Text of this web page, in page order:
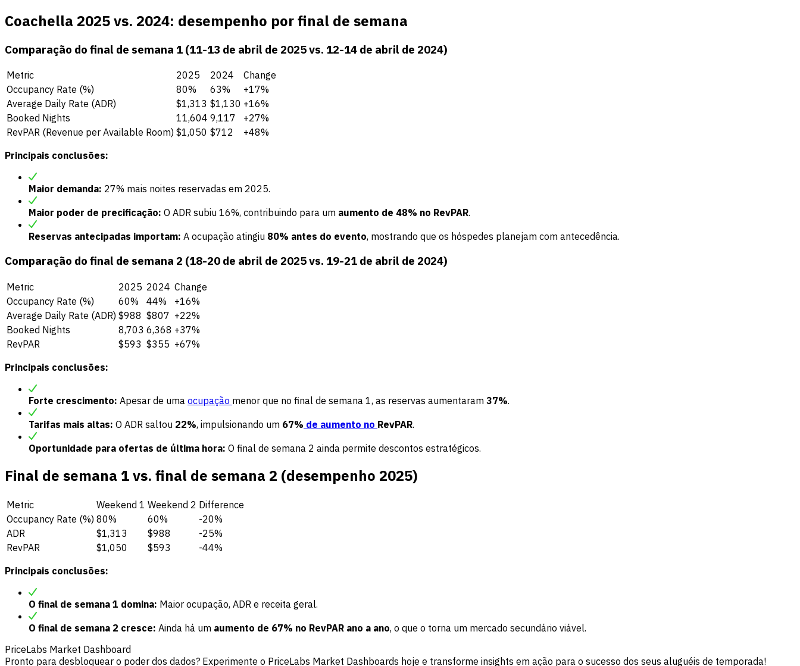
Coachella 2025 vs. 2024: desempenho por final de semana
Comparação do final de semana 1 (11-13 de abril de 2025 vs. 12-14 de abril de 2024)
Metric 2025 2024
Change
Occupancy Rate (%)
80% 63%
+17%
Average Daily Rate (ADR)
$1,313 $1,130 +16%
Booked Nights
11,604 9,117
+27%
RevPAR (Revenue per Available Room) $1,050 $712
+48%
Principais conclusões:
Maior demanda: 27% mais noites reservadas em 2025.
Maior poder de precificação: O ADR subiu 16%, contribuindo para um aumento de 48% no RevPAR.
Reservas antecipadas importam: A ocupação atingiu 80% antes do evento, mostrando que os hóspedes planejam com antecedência.
Comparação do final de semana 2 (18-20 de abril de 2025 vs. 19-21 de abril de 2024)
Metric 2025 2024 Change
Occupancy Rate (%)
60% 44%
+16%
Average Daily Rate (ADR) $988 $807 +22%
Booked Nights
8,703 6,368 +37%
RevPAR
$593 $355 +67%
Principais conclusões:
Forte crescimento: Apesar de uma ocupação menor que no final de semana 1, as reservas aumentaram 37%.
Tarifas mais altas: O ADR saltou 22%, impulsionando um 67% de aumento no RevPAR.
Oportunidade para ofertas de última hora: O final de semana 2 ainda permite descontos estratégicos.
Final de semana 1 vs. final de semana 2 (desempenho 2025)
Metric Weekend 1 Weekend 2 Difference
Occupancy Rate (%) 80% 60%
-20%
ADR
$1,313 $988
-25%
RevPAR
$1,050 $593
-44%
Principais conclusões:
O final de semana 1 domina: Maior ocupação, ADR e receita geral.
O final de semana 2 cresce: Ainda há um aumento de 67% no RevPAR ano a ano, o que o torna um mercado secundário viável.
PriceLabs Market Dashboard
Pronto para desbloquear o poder dos dados? Experimente o PriceLabs Market Dashboards hoje e transforme insights em ação para o sucesso dos seus aluguéis de temporada!